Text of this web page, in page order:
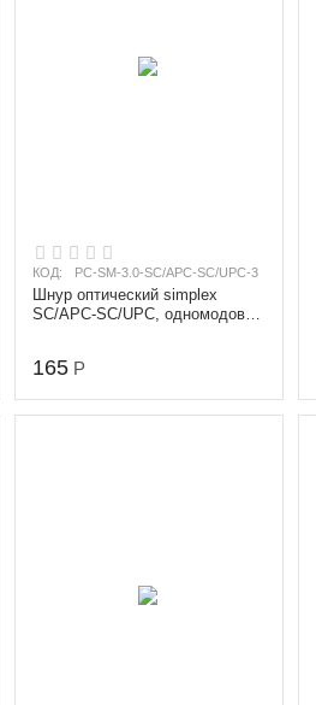
КОД: PC-SM-3.0-SC/APC-SC/UPC-3
Шнур оптический simplex
SC/APC-SC/UPC, одномодовый
165 Р